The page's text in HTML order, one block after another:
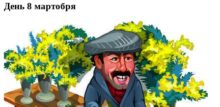
День 8 мартобря